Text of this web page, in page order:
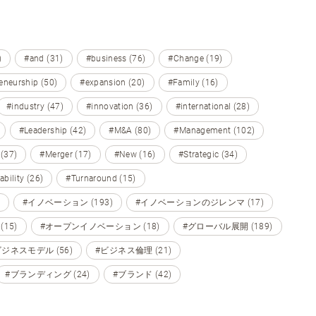
#and (31) #business (76) #Change (19)
(50) #expansion (20) #Family (16)
#industry (47) #innovation (36) #international (28)
#Leadership (42) #M&A (80) #Management (102)
#Merger (17) #New (16) #Strategic (34)
(26) #Turnaround (15)
#イノベーション (193) #イノベーションのジレンマ (17)
#オープンイノベーション (18) #グローバル展開 (189)
ネスモデル (56) #ビジネス倫理 (21)
#ブランディング (24) #ブランド (42)